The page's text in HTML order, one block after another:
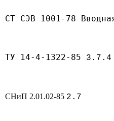
СТ СЭВ 1001-78
ТУ 14-4-1322-85 3.7.4
СНиП 2.01.02-85 2.7